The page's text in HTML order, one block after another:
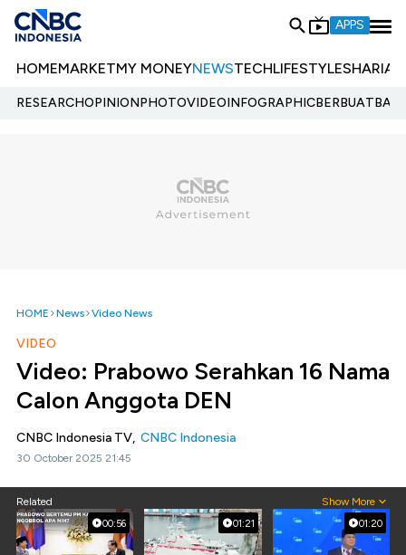
APPS
HOMEMARKETMY MONEYNEWSTECHLIFESTYLESHARIA
RESEARCHOPINIONPHOTOVIDEOINFOGRAPHIC
HOME News Video News
VIDEO
Video: Prabowo Serahkan 16 Nama
Calon Anggota DEN
CNBC Indonesia TV, CNBC Indonesia
30 October 2025 21:45
Related Show More
00:56 01:21 01:20